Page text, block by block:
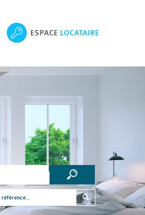
ESPACE LOCATAIRE